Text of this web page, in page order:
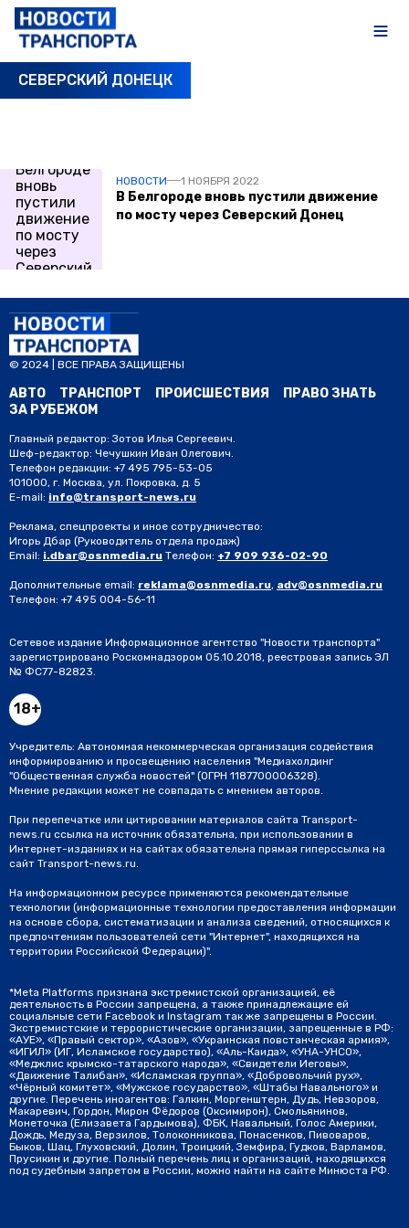
СЕВЕРСКИЙ ДОНЕЦК
НОВОСТИ 1 НОЯБРЯ 2022
В Белгороде вновь пустили движение
по мосту через Северский Донец
© 2024 | ВСЕ ПРАВА ЗАЩИЩЕНЫ
АВТО ТРАНСПОРТ ПРОИСШЕСТВИЯ
ПРАВО ЗНАТЬ
ЗА РУБЕЖОМ
Главный редактор: Зотов Илья Сергеевич.
Шеф-редактор: Чечушкин Иван Олегович.
Телефон редакции: +7 495 795-53-05
101000, г. Москва, ул. Покровка, д. 5
E-mail: info@transport-news.ru
Реклама, спецпроекты и иное сотрудничество:
Игорь Дбар (Руководитель отдела продаж)
Email: i.dbar@osnmedia.ru Телефон: +7 909 936-02-90
Дополнительные email: reklama@osnmedia.ru, adv@osnmedia.ru
Телефон: +7 495 004-56-11
Сетевое издание Информационное агентство "Новости транспорта"
зарегистрировано Роскомнадзором 05.10.2018, реестровая запись ЭЛ
№ ФС77-82823.
18+
Учредитель: Автономная некоммерческая организация содействия
информированию и просвещению населения "Медиахолдинг
"Общественная служба новостей" (ОГРН 1187700006328).
Мнение редакции может не совпадать с мнением авторов.
При перепечатке или цитировании материалов сайта Transport-
news.ru ссылка на источник обязательна, при использовании в
Интернет-изданиях и на сайтах обязательна прямая гиперссылка на
сайт Transport-news.ru.
На информационном ресурсе применяются рекомендательные
технологии (информационные технологии предоставления информации
на основе сбора, систематизации и анализа сведений, относящихся к
предпочтениям пользователей сети "Интернет", находящихся на
территории Российской Федерации)".
*Meta Platforms признана экстремистской организацией, её
деятельность в России запрещена, а также принадлежащие ей
социальные сети Facebook и Instagram так же запрещены в России.
Экстремистские и террористические организации, запрещенные в РФ:
«АУЕ», «Правый сектор», «Азов», «Украинская повстанческая армия»,
«ИГИЛ» (ИГ, Исламское государство), «Аль-Каида», «УНА-УНСО»,
«Меджлис крымско-татарского народа», «Свидетели Иеговы»,
«Движение Талибан», «Исламская группа», «Добровольчий рух»,
«Чёрный комитет», «Мужское государство», «Штабы Навального» и
другие. Перечень иноагентов: Галкин, Моргенштерн, Дудь, Невзоров,
Макаревич, Гордон, Мирон Фёдоров (Оксимирон), Смольянинов,
Монеточка (Елизавета Гардымова), ФБК, Навальный, Голос Америки,
Дождь, Медуза, Верзилов, Толоконникова, Понасенков, Пивоваров,
Быков, Шац, Глуховский, Долин, Троицкий, Земфира, Гудков, Варламов,
Прусикин и другие. Полный перечень лиц и организаций, находящихся
под судебным запретом в России, можно найти на сайте Минюста РФ.